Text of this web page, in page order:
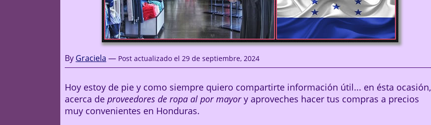
By Graciela — Post actualizado el 29 de septiembre, 2024
Hoy estoy de pie y como siempre quiero compartirte información útil... en ésta ocasión,
acerca de proveedores de ropa al por mayory aproveches hacer tus compras a precios
muy convenientes en Honduras.